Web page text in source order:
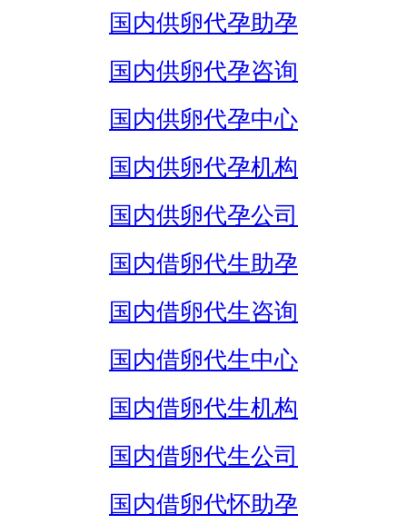
国内供卵代孕助孕
国内供卵代孕咨询
国内供卵代孕中心
国内供卵代孕机构
国内供卵代孕公司
国内借卵代生助孕
国内借卵代生咨询
国内借卵代生中心
国内借卵代生机构
国内借卵代生公司
国内借卵代怀助孕